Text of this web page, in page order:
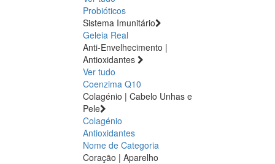
Probióticos
Sistema Imunitário
Geleia Real
Anti-Envelhecimento |
Antioxidantes
Ver tudo
Coenzima Q10
Colagénio | Cabelo Unhas e
Pele
Colagénio
Antioxidantes
Nome de Categoria
Coração | Aparelho